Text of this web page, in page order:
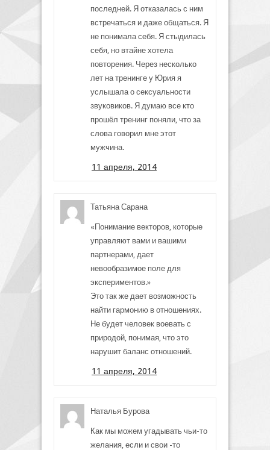
последней. Я отказалась с ним
встречаться и даже общаться. Я
не понимала себя. Я стыдилась
себя, но втайне хотела
повторения. Через несколько
лет на тренинге у Юрия я
услышала о сексуальности
звуковиков. Я думаю все кто
прошёл тренинг поняли, что за
слова говорил мне этот
мужчина.
11 апреля, 2014
Татьяна Сарана
«Понимание векторов, которые
управляют вами и вашими
партнерами, дает
невообразимое поле для
экспериментов.»
Это так же дает возможность
найти гармонию в отношениях.
Не будет человек воевать с
природой, понимая, что это
нарушит баланс отношений.
11 апреля, 2014
Наталья Бурова
Как мы можем угадывать чьи-то
желания, если и свои -то